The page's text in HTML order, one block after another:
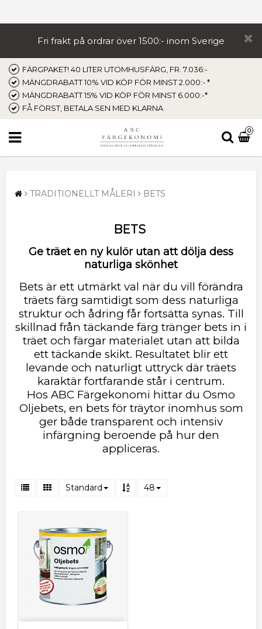
Fri frakt på ordrar över 1500:- inom Sverige
FÄRGPAKET! 40 LITER UTOMHUSFÄRG, FR. 7.036:-
MÄNGDRABATT 10% VID KÖP FÖR MINST 2.000:- *
MÄNGDRABATT 15% VID KÖP FÖR MINST 6.000:-*
FÅ FÖRST, BETALA SEN MED KLARNA
0
TRADITIONELLT MÅLERI BETS
BETS
Ge träet en ny kulör utan att dölja dess
naturliga skönhet
Bets är ett utmärkt val när du vill förändra
träets färg samtidigt som dess naturliga
struktur och ådring får fortsätta synas. Till
skillnad från täckande färg tränger bets in i
träet och färgar materialet utan att bilda
ett täckande skikt. Resultatet blir ett
levande och naturligt uttryck där träets
karaktär fortfarande står i centrum.
Hos ABC Färgekonomi hittar du Osmo
Oljebets, en bets för träytor inomhus som
ger både transparent och intensiv
infärgning beroende på hur den
appliceras.
Standard 48